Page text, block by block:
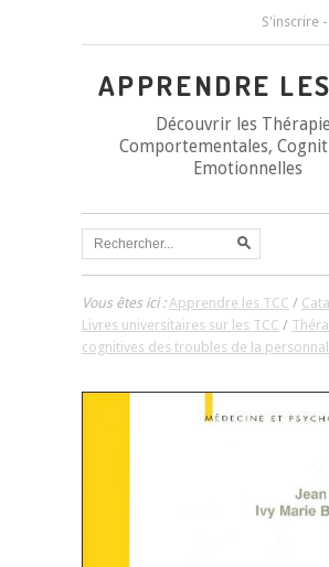
S'inscrire -
APPRENDRE
Découvrir les
Comportementales,
Emotionnelles
Vous êtes ici :Apprendre les TCC /
Livres universitaires sur les TCC /
cognitives des troubles de la